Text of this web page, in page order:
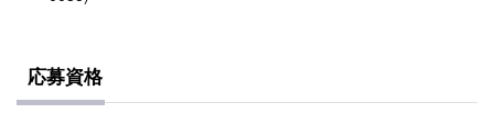
応募資格